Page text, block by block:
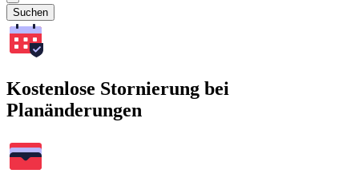
Suchen
Kostenlose Stornierung bei
Planänderungen